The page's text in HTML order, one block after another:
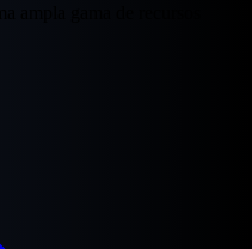
ampla gama de recursos